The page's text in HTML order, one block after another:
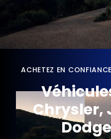
ACHETEZ EN
Chrysler,